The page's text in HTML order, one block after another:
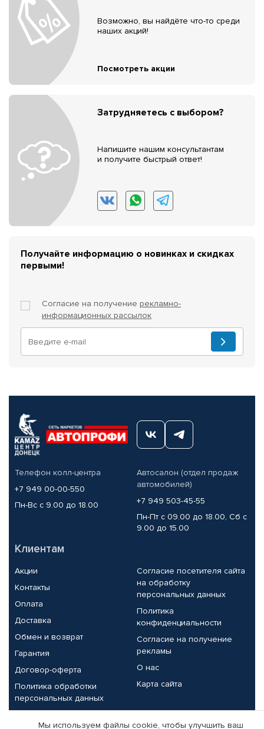
Возможно, вы найдёте что-то среди
наших акций!
Посмотреть акции
Затрудняетесь с выбором?
Напишите нашим консультантам
и получите быстрый ответ!
Получайте информацию о новинках и скидках
первыми!
Согласие на получение рекламно-
информационных рассылок
Телефон колл-центра
+7 949 00-00-550
Пн-Вс с 9.00 до 18.00
Автосалон (отдел продаж
автомобилей)
+7 949 503-45-55
Пн-Пт с 09.00 до 18.00, Сб с
9.00 до 15.00
Клиентам
Акции
Контакты
Оплата
Доставка
Обмен и возврат
Гарантия
Договор-оферта
Политика обработки
персональных данных
Согласие посетителя сайта
на обработку
персональных данных
Политика
конфиденциальности
Согласие на получение
рекламы
О нас
Карта сайта
Партнерам
Мы используем файлы cookie, чтобы улучшить ваш